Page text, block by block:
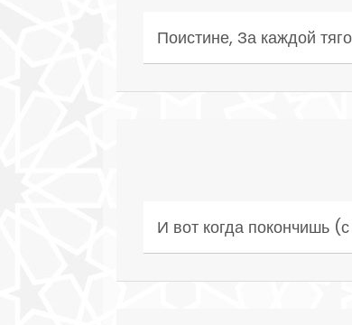
Поистине, За каждой
И вот когда покончишь